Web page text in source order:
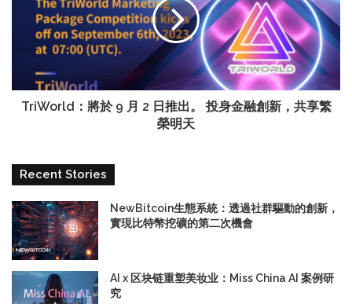
TriWorld：將於 9 月 2 日推出。 投身金融創新，共享繁
榮明天
Recent Stories
NewBitcoin生態系統：透過社群驅動的創新，
實現比特幣挖礦的第二次機會
AI x 区块链重塑美妆业：Miss China AI 案例研
究